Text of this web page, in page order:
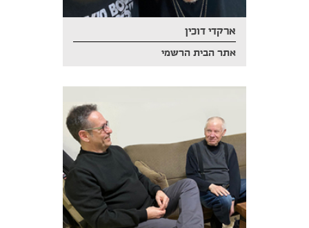
ארקדי דוכין
אתר הבית הרשמי